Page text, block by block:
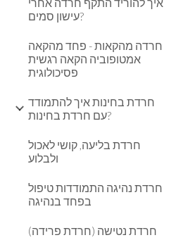
עישון סמים?
חרדה מהקאות - פחד מהקאה
אמטופוביה הקאה רגשית
פסיכולוגית
חרדת בחינות איך להתמודד
עם חרדת בחינות?
חרדת בליעה, קושי לאכול
ולבלוע
חרדת נהיגה התמודדות טיפול
בפחד בנהיגה
חרדת נטישה (חרדת פרידה)